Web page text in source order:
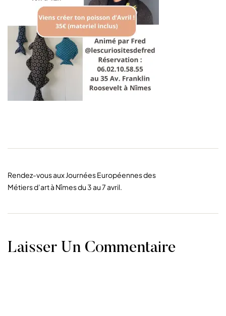
Rendez-vous aux Journées Européennes des
Métiers d’art à Nîmes du 3 au 7 avril.
Laisser Un Commentaire